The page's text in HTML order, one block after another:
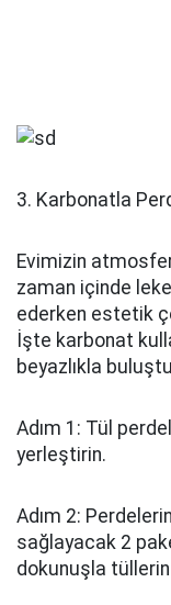
3. Karbonatla
Evimizin
zaman içinde
ederken estetik
İşte karbonat
beyazlıkla
Adım 1: Tül
yerleştirin.
Adım 2:
sağlayacak 2
dokunuşla